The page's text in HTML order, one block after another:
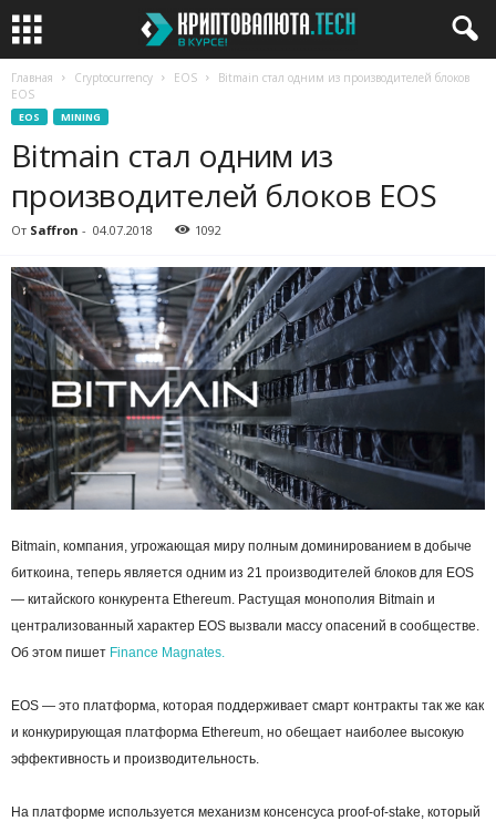
Главная Cryptocurrency EOS
Bitmain стал одним из производителей блоков
EOS
EOS MINING
Bitmain стал одним из
производителей блоков EOS
От Saffron - 04.07.2018 1092
Bitmain, компания, угрожающая миру полным доминированием в добыче
биткоина, теперь является одним из 21 производителей блоков для EOS
— китайского конкурента Ethereum. Растущая монополия Bitmain и
централизованный характер EOS вызвали массу опасений в сообществе.
Об этом пишет Finance Magnates.
EOS — это платформа, которая поддерживает смарт контракты так же как
и конкурирующая платформа Ethereum, но обещает наиболее высокую
эффективность и производительность.
На платформе используется механизм консенсуса proof-of-stake, который